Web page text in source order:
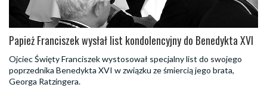
Papież Franciszek wysłał list kondolencyjny do Benedykta XVI
Ojciec Święty Franciszek wystosował specjalny list do swojego
poprzednika Benedykta XVI w związku ze śmiercią jego brata,
Georga Ratzingera.